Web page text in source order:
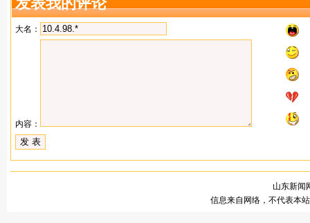
大名：
内容：
山东新闻
信息来自网络，不代表本